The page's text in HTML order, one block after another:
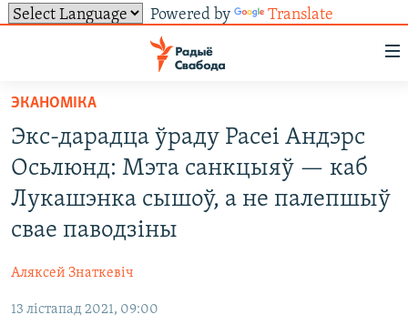
Powered by Translate
ўнівэрсальнага
доступу
Перайсьці
да
галоўнага
зьместу
Перайсьці
да
галоўнай
Перайсьці
УСЕ НАВІНЫ
ВАЙНА
ТОЛЬКІ НА СВАБОДЗЕ
КНІГІ
СУВЯЗЬ
АБЫСЬЦІ БЛЯКАВАНЬНЕ
FACEBOOK
САЧЫЦЕ ЗА АБНАЎЛЕНЬНЯМІ
ЭКАНОМІКА
Экс-дарадца ўраду Расеі Андэрс
Осьлюнд: Мэта санкцыяў — каб
Лукашэнка сышоў, а не палепшыў
свае паводзіны
Аляксей Знаткевіч
13 лістапад 2021, 09:00